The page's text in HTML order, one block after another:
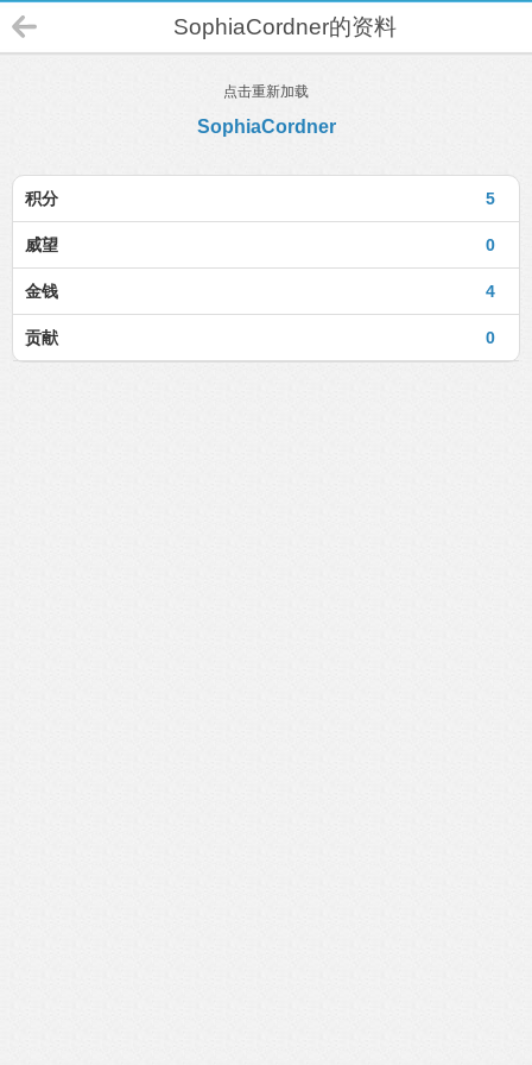
SophiaCordner的资料
点击重新加载
SophiaCordner
5
积分
0
威望
4
金钱
0
贡献